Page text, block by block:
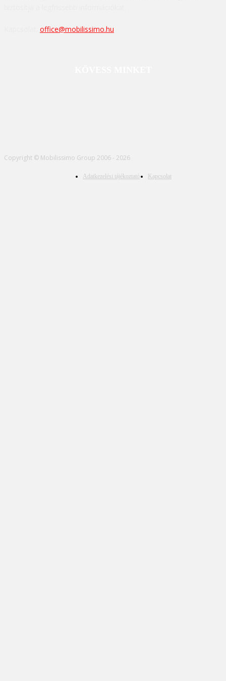
office@mobilissimo.hu
Copyright © Mobilissimo Group 2006 - 2026
Adatkezelési tájékoztató Kapcsolat